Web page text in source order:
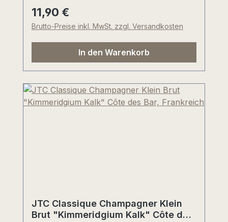
(ausschließlich mehrfach belegt). Saftig-
beerig, dunkle Waldfrüchte, ätherische
Frische und regional typische, einzigartige
Mineralität. Toller, trinkreifer
Alltagsrotwein mit reichlich violett-roter
Regulärer Preis:
11,90 €
Brutto-Preise inkl. MwSt. zzgl. Versandkosten
In den Warenkorb
JTC Classique Champagner Klein
Brut "Kimmeridgium Kalk" Côte des